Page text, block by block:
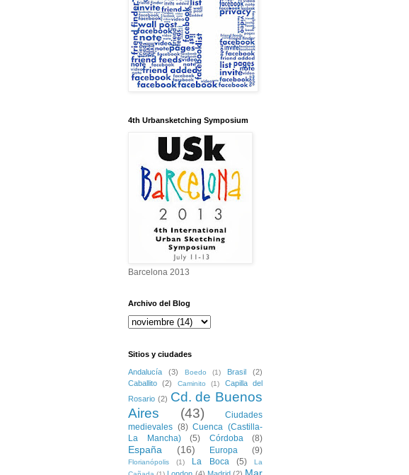
4th Urbansketching Symposium
Barcelona 2013
Archivo del Blog
Sitios y ciudades
Andalucía (3) Boedo (1) Brasil
(2)
Caballito
(2) Caminito (1)
Capilla del
Rosario (2) Cd. de Buenos
Aires
(43)
Ciudades
medievales (8) Cuenca (Castilla-
La Mancha)
(5) Córdoba (8)
España (16) Europa (9)
Florianópolis (1) La Boca (5)
La